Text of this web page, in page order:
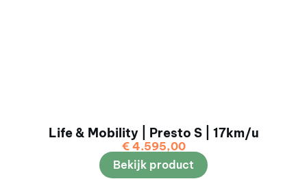
Life & Mobility | Presto S | 17km/u
€4.595,00
Bekijk product